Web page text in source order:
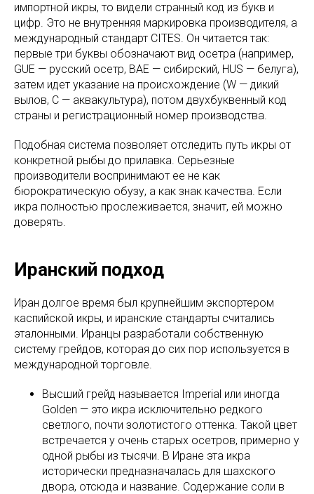
импортной икры, то видели странный код из букв и
цифр. Это не внутренняя маркировка производителя, а
международный стандарт CITES. Он читается так:
первые три буквы обозначают вид осетра (например,
GUE — русский осетр, BAE — сибирский, HUS — белуга),
затем идет указание на происхождение (W — дикий
вылов, C — аквакультура), потом двухбуквенный код
страны и регистрационный номер производства.
Подобная система позволяет отследить путь икры от
конкретной рыбы до прилавка. Серьезные
производители воспринимают ее не как
бюрократическую обузу, а как знак качества. Если
икра полностью прослеживается, значит, ей можно
доверять.
Иранский подход
Иран долгое время был крупнейшим экспортером
каспийской икры, и иранские стандарты считались
эталонными. Иранцы разработали собственную
систему грейдов, которая до сих пор используется в
международной торговле.
Высший грейд называется Imperial или иногда
Golden — это икра исключительно редкого
светлого, почти золотистого оттенка. Такой цвет
встречается у очень старых осетров, примерно у
одной рыбы из тысячи. В Иране эта икра
исторически предназначалась для шахского
двора, отсюда и название. Содержание соли в